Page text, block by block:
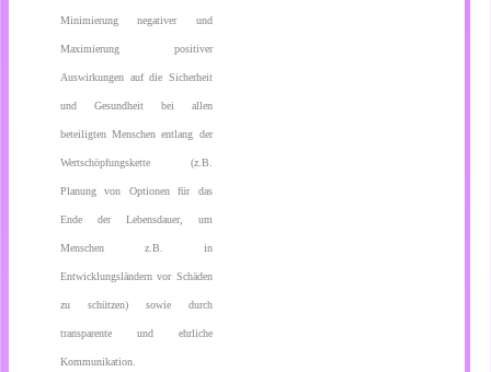
Minimierung negativer und
Maximierung positiver
Auswirkungen auf die Sicherheit
und Gesundheit bei allen
beteiligten Menschen entlang der
Wertschöpfungskette (z.B.
Planung von Optionen für das
Ende der Lebensdauer, um
Menschen z.B. in
Entwicklungsländern vor Schäden
zu schützen) sowie durch
transparente und ehrliche
Kommunikation.